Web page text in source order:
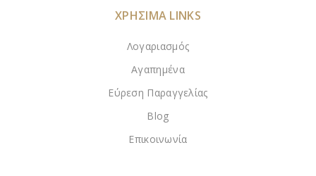
ΧΡΗΣΙΜΑ LINKS
Λογαριασμός
Αγαπημένα
Εύρεση Παραγγελίας
Blog
Επικοινωνία